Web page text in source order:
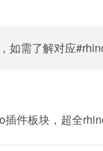
如需了解对应
插件板块，超全